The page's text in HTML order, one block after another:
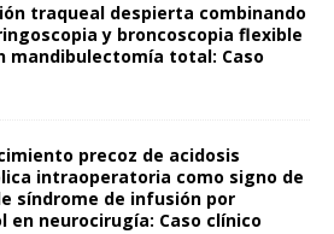
traqueal despierta combinando
y broncoscopia flexible
mandibulectomía total: Caso
precoz de acidosis
intraoperatoria como signo de
síndrome de infusión por
en neurocirugía: Caso clínico